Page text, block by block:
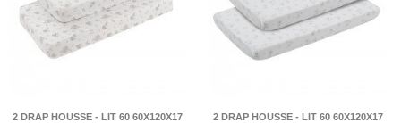
2 DRAP HOUSSE - LIT 60 60X120X17
2 DRAP HOUSSE - LIT 60 60X120X17